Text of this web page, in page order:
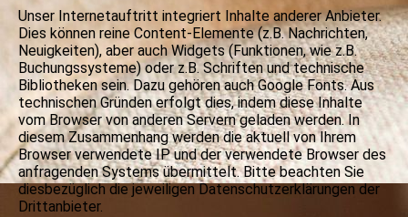
Unser Internetauftritt integriert Inhalte anderer Anbieter.
Dies können reine Content-Elemente (z.B. Nachrichten,
Neuigkeiten), aber auch Widgets (Funktionen, wie z.B.
Buchungssysteme) oder z.B. Schriften und technische
Bibliotheken sein. Dazu gehören auch Google Fonts. Aus
technischen Gründen erfolgt dies, indem diese Inhalte
vom Browser von anderen Servern geladen werden. In
diesem Zusammenhang werden die aktuell von Ihrem
Browser verwendete IP und der verwendete Browser des
anfragenden Systems übermittelt. Bitte beachten Sie
diesbezüglich die jeweiligen Datenschutzerklärungen der
Drittanbieter.